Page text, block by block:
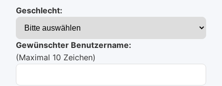
Geschlecht:
Gewünschter Benutzername:
(Maximal 10 Zeichen)